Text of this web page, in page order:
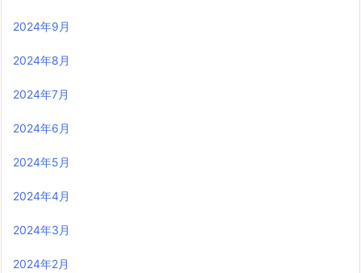
2024年9月
2024年8月
2024年7月
2024年6月
2024年5月
2024年4月
2024年3月
2024年2月